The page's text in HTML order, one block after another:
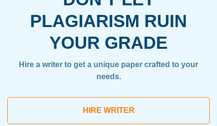
PLAGIARISM RUIN
YOUR GRADE
Hire a writer to get a unique paper crafted to your
needs.
HIRE WRITER